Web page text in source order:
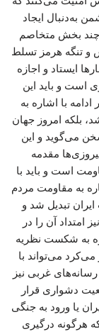
به‌دنبال ایجاد
چند بخش متخاصم
و تنگه هرمز تسلط
ایستاد و اجازه
است و باید این
با اشاره به
بلکه امروز جهان
می‌گوید و این
مقدمه
است و باید با
به مقاومت مردم
تبدیل شد و
امتداد آن را در
به شکست نظریه
می‌تواند با
رسانه‌های غربی نیز
دشواری قرار
یا ورود به جنگی
هرگونه درگیری